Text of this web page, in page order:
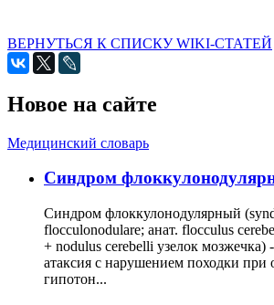
ВЕРНУТЬСЯ К СПИСКУ WIKI-СТАТЕЙ
Новое на сайте
Медицинский словарь
Cиндром
Синдром флоккулонодулярный
flocculonodulare; анат. flocculus
+ nodulus cerebelli узелок мозжечка)
атаксия с нарушением походки при
гипотон...